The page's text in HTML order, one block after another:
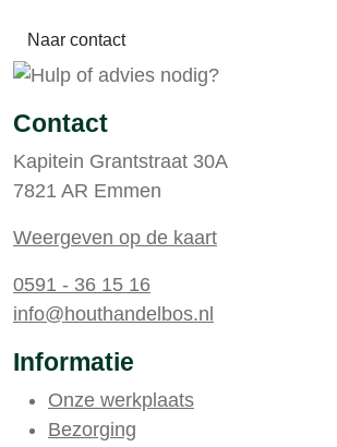
Naar contact
Contact
Kapitein Grantstraat 30A
7821 AR Emmen
Weergeven op de kaart
0591 - 36 15 16
info@houthandelbos.nl
Informatie
Onze werkplaats
Bezorging